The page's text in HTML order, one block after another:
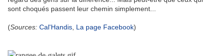
sont choqués passent leur chemin simplement...
(Sources: Cal'Handis La page Facebook)